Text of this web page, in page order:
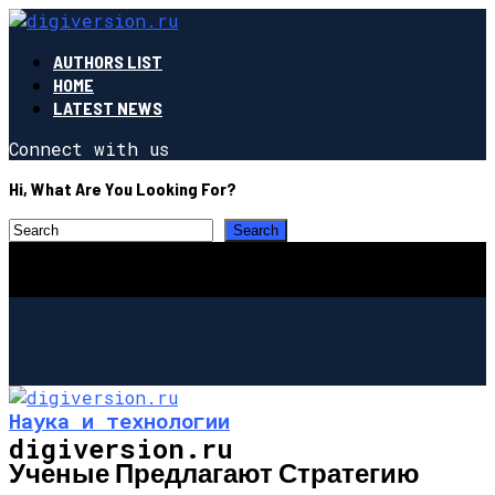
AUTHORS LIST
HOME
LATEST NEWS
Connect with us
Hi, What Are You Looking For?
digiversion.ru
Наука и технологии
Ученые Предлагают Стратегию